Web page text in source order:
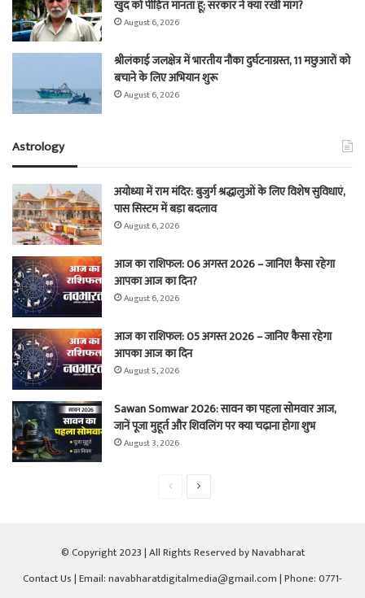
खुद को पीड़ित मानता हूं; सरकार ने क्या रखी मांग?
August 6, 2026
श्रीलंकाई जलक्षेत्र में भारतीय नौका दुर्घटनाग्रस्त, 11 मछुआरों को
बचाने के लिए अभियान शुरू
August 6, 2026
Astrology
अयोध्या में राम मंदिर: बुजुर्ग श्रद्धालुओं के लिए विशेष सुविधाएं,
पास सिस्टम में बड़ा बदलाव
August 6, 2026
आज का राशिफल: 06 अगस्त 2026 – जानिए! कैसा रहेगा
आपका आज का दिन?
August 6, 2026
आज का राशिफल: 05 अगस्त 2026 – जानिए कैसा रहेगा
आपका आज का दिन
August 5, 2026
Sawan Somwar 2026: सावन का पहला सोमवार आज,
जानें पूजा मुहूर्त और शिवलिंग पर क्या चढ़ाना होगा शुभ
August 3, 2026
PreviousNext
© Copyright 2023 | All Rights Reserved by Navabharat
Contact Us| Email: navabharatdigitalmedia@gmail.com | Phone: 0771-